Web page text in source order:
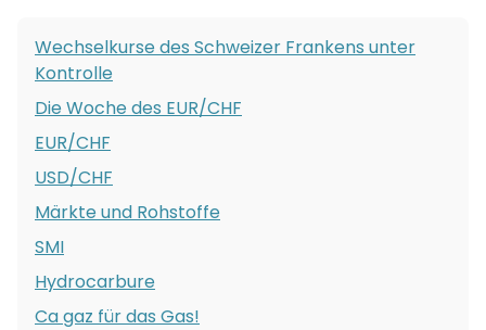
Wechselkurse des Schweizer Frankens unter
Kontrolle
Die Woche des EUR/CHF
EUR/CHF
USD/CHF
Märkte und Rohstoffe
SMI
Hydrocarbure
Ca gaz für das Gas!